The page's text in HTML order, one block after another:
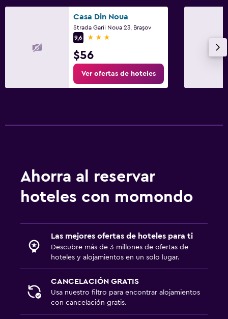
Casa Din Noua
Strada Garii Noua 23, Braşov
9,6
3 estrellas
$56
Ver ofertas de hoteles
Ahorra al reservar
hoteles con momondo
Las mejores ofertas de hoteles para ti
Descubre más de 3 millones de ofertas de
hoteles y alojamientos en un solo lugar.
CANCELACIÓN GRATIS
Usa nuestro filtro para encontrar alojamientos
con cancelación gratis.